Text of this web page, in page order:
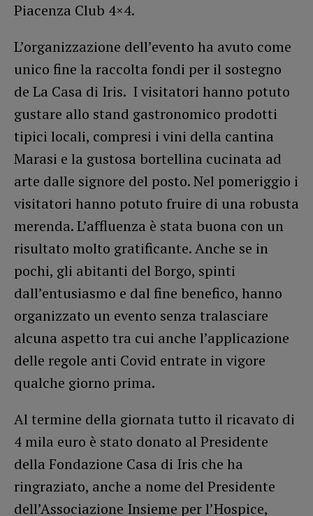
Piacenza Club 4×4.
L’organizzazione dell’evento ha avuto come
unico fine la raccolta fondi per il sostegno
de La Casa di Iris. I visitatori hanno potuto
gustare allo stand gastronomico prodotti
tipici locali, compresi i vini della cantina
Marasi e la gustosa bortellina cucinata ad
arte dalle signore del posto. Nel pomeriggio i
visitatori hanno potuto fruire di una robusta
merenda. L’affluenza è stata buona con un
risultato molto gratificante. Anche se in
pochi, gli abitanti del Borgo, spinti
dall’entusiasmo e dal fine benefico, hanno
organizzato un evento senza tralasciare
alcuna aspetto tra cui anche l’applicazione
delle regole anti Covid entrate in vigore
qualche giorno prima.
Al termine della giornata tutto il ricavato di
4 mila euro è stato donato al Presidente
della Fondazione Casa di Iris che ha
ringraziato, anche a nome del Presidente
dell’Associazione Insieme per l’Hospice,